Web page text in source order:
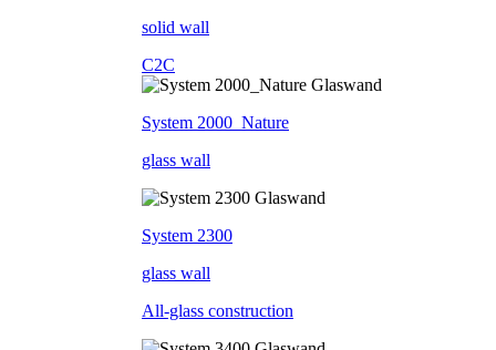
solid wall
C2C
System 2000_Nature
glass wall
System 2300
glass wall
All-glass construction